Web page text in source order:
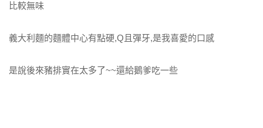
比較無味
義大利麵的麵體中心有點硬,Q且彈牙,是我喜愛的口感
是說後來豬排實在太多了~~還給鵝爹吃一些